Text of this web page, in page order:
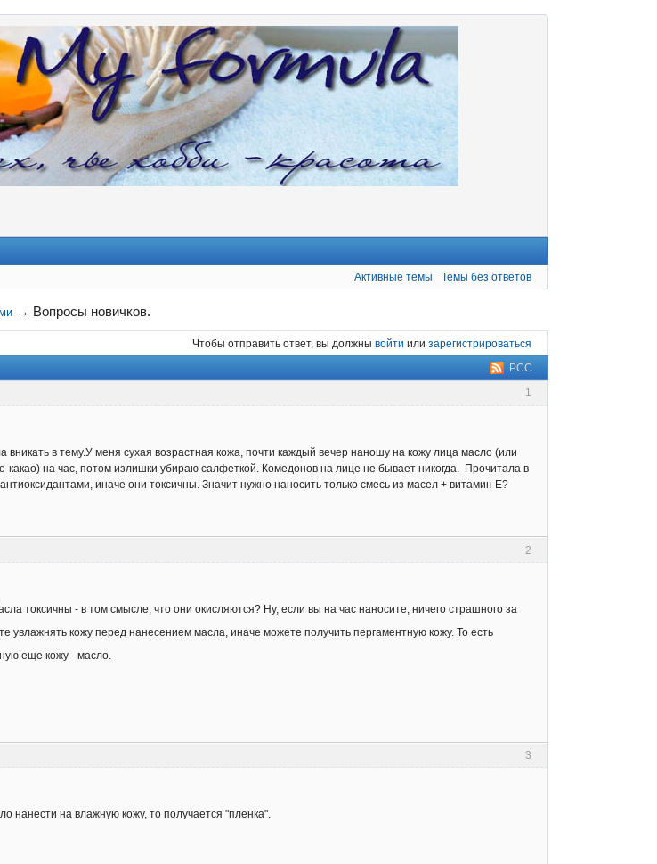
Активные темы Темы без ответов
→ Вопросы новичков.
Чтобы отправить ответ, вы должны войти или зарегистрироваться
РСС
1
вникать в тему.У меня сухая возрастная кожа, почти каждый вечер наношу на кожу лица масло (или
какао) на час, потом излишки убираю салфеткой. Комедонов на лице не бывает никогда. Прочитала в
иначе они токсичны. Значит нужно наносить только смесь из масел + витамин Е?
2
токсичны - в том смысле, что они окисляются? Ну, если вы на час наносите, ничего страшного за
увлажнять кожу перед нанесением масла, иначе можете получить пергаментную кожу. То есть
еще кожу - масло.
3
нанести на влажную кожу, то получается "пленка".